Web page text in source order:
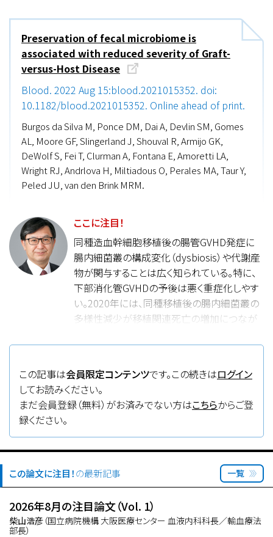
Preservation of fecal microbiome is
associated with reduced severity of Graft-
versus-Host Disease
Blood. 2022 Aug 15:blood.2021015352. doi:
10.1182/blood.2021015352. Online ahead of print.
Burgos da Silva M, Ponce DM, Dai A, Devlin SM, Gomes
AL, Moore GF, Slingerland J, Shouval R, Armijo GK,
DeWolf S, Fei T, Clurman A, Fontana E, Amoretti LA,
Wright RJ, Andrlova H, Miltiadous O, Perales MA, Taur Y,
Peled JU, van den Brink MRM.
ここに注目！
同種造血幹細胞移植後の腸管GVHD発症に
腸内細菌叢の構成変化（dysbiosis）や代謝産
物が関与することは広く知られている。特に、
下部消化管GVHDの予後は悪く重症化しやす
い。2020年には、同種移植後の腸内細菌叢の
多様性減少が移植関連死亡の増加につなが
れた。
同種移植を施行した患者の急性
GVHD（aGVHD）発症前後の糞便より、細菌に
特異的な遺伝子である16SリボソームRNAコ
解析を行ない、腸内細菌叢、腸内細菌由来代
謝産物とaGVHDとの関連や予後との関連を
詳細に検討したものである。
その結果、腸管GVHD、特に下部消化管に発症
したaGVHDでは、dysbiosisとして嫌気性菌ク
ロストリジウムが減少し、酪酸の産生低下、絶
この記事は会員限定コンテンツです。この続きはログイン
してお読みください。
まだ会員登録（無料）がお済みでない方はこちらからご登
録ください。
この論文に注目！の最新記事 一覧
2026年8月の注目論文（Vol. 1）
柴山浩彦 （国立病院機構 大阪医療センター 血液内科科長／輸血療法
部長）